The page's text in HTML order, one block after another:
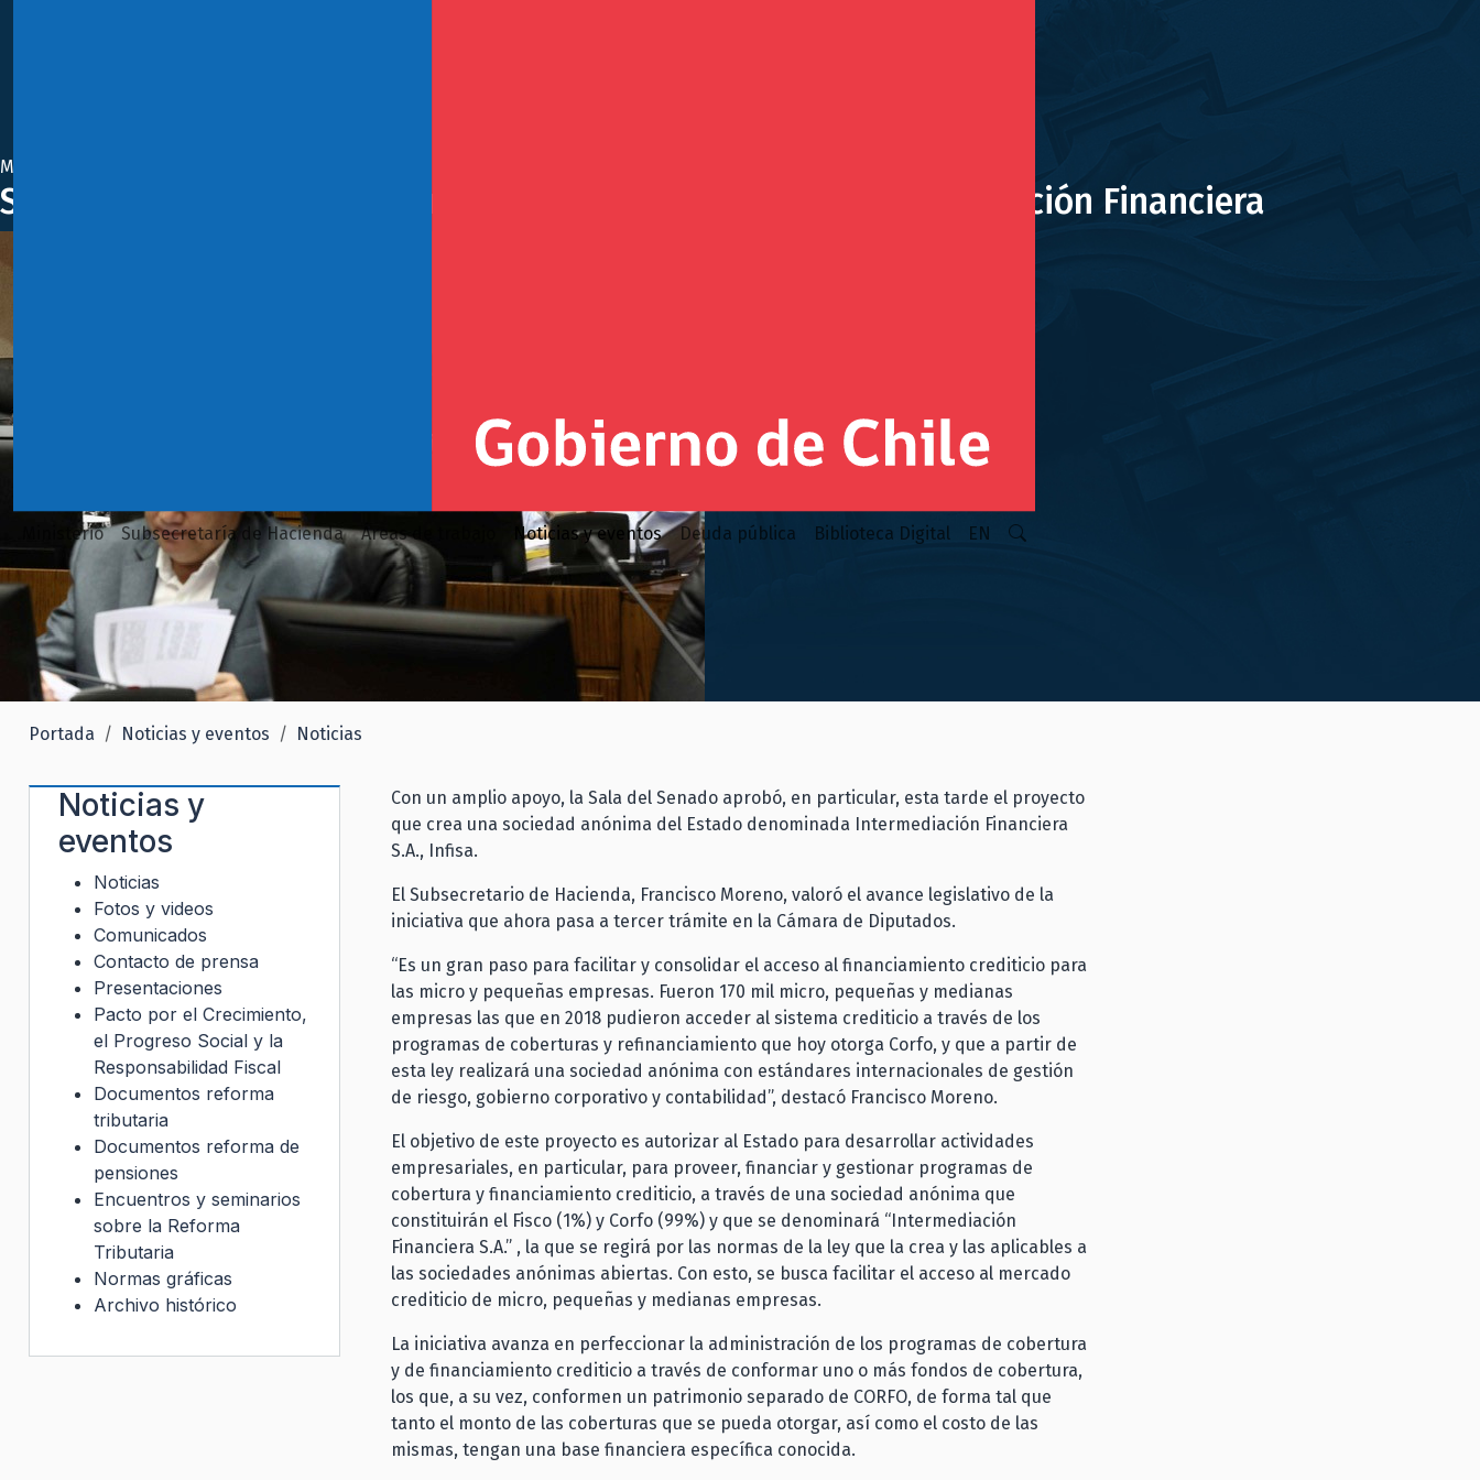
Ministerio Subsecretaría de Hacienda Áreas de trabajo Noticias y eventos Deuda pública Biblioteca Digital EN
Marzo 13, 2019
Sala del Senado aprueba proyecto que crea sociedad Intermediación Financiera
Portada Noticias y eventos Noticias
Con un amplio apoyo, la Sala del Senado aprobó, en particular, esta tarde el proyecto
que crea una sociedad anónima del Estado denominada Intermediación Financiera
S.A., Infisa.
El Subsecretario de Hacienda, Francisco Moreno, valoró el avance legislativo de la
iniciativa que ahora pasa a tercer trámite en la Cámara de Diputados.
“Es un gran paso para facilitar y consolidar el acceso al financiamiento crediticio para
las micro y pequeñas empresas. Fueron 170 mil micro, pequeñas y medianas
empresas las que en 2018 pudieron acceder al sistema crediticio a través de los
programas de coberturas y refinanciamiento que hoy otorga Corfo, y que a partir de
esta ley realizará una sociedad anónima con estándares internacionales de gestión
de riesgo, gobierno corporativo y contabilidad”, destacó Francisco Moreno.
El objetivo de este proyecto es autorizar al Estado para desarrollar actividades
empresariales, en particular, para proveer, financiar y gestionar programas de
cobertura y financiamiento crediticio, a través de una sociedad anónima que
constituirán el Fisco (1%) y Corfo (99%) y que se denominará “Intermediación
Financiera S.A.” , la que se regirá por las normas de la ley que la crea y las aplicables a
las sociedades anónimas abiertas. Con esto, se busca facilitar el acceso al mercado
crediticio de micro, pequeñas y medianas empresas.
La iniciativa avanza en perfeccionar la administración de los programas de cobertura
y de financiamiento crediticio a través de conformar uno o más fondos de cobertura,
los que, a su vez, conformen un patrimonio separado de CORFO, de forma tal que
tanto el monto de las coberturas que se pueda otorgar, así como el costo de las
mismas, tengan una base financiera específica conocida.
Noticias y
eventos
Noticias
Fotos y videos
Comunicados
Contacto de prensa
Presentaciones
Pacto por el Crecimiento,
el Progreso Social y la
Responsabilidad Fiscal
Documentos reforma
tributaria
Documentos reforma de
pensiones
Encuentros y seminarios
sobre la Reforma
Tributaria
Normas gráficas
Archivo histórico